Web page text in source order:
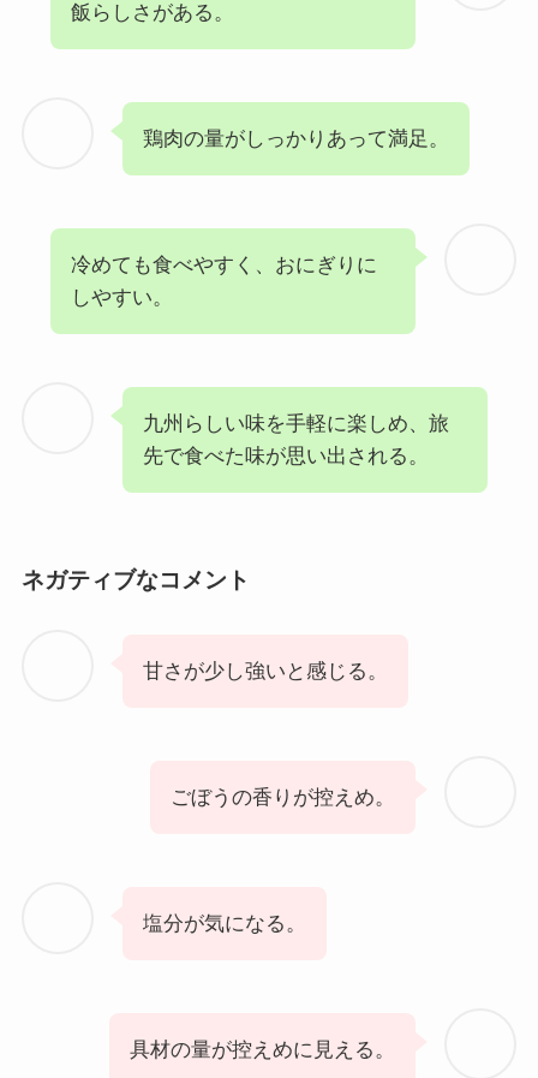
飯らしさがある。
鶏肉の量がしっかりあって満足。
冷めても食べやすく、おにぎりに
しやすい。
九州らしい味を手軽に楽しめ、旅
先で食べた味が思い出される。
ネガティブなコメント
甘さが少し強いと感じる。
ごぼうの香りが控えめ。
塩分が気になる。
具材の量が控えめに見える。